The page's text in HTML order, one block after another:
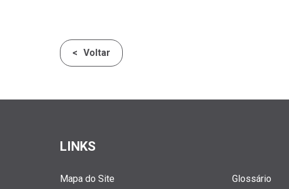
Voltar
LINKS
Mapa do Site Glossário